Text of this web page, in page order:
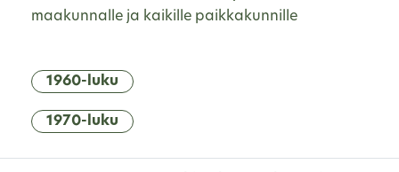
maakunnalle ja kaikille paikkakunnille
1960-luku
1970-luku